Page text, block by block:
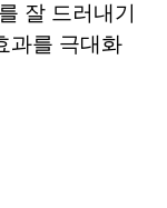
잘 드러내기
과를 극대화